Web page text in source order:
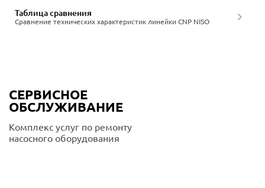
Сравнение технических характеристик линейки CNP NISO
Таблица сравнения
СЕРВИСНОЕ
ОБСЛУЖИВАНИЕ
Комплекс услуг по ремонту
насосного оборудования